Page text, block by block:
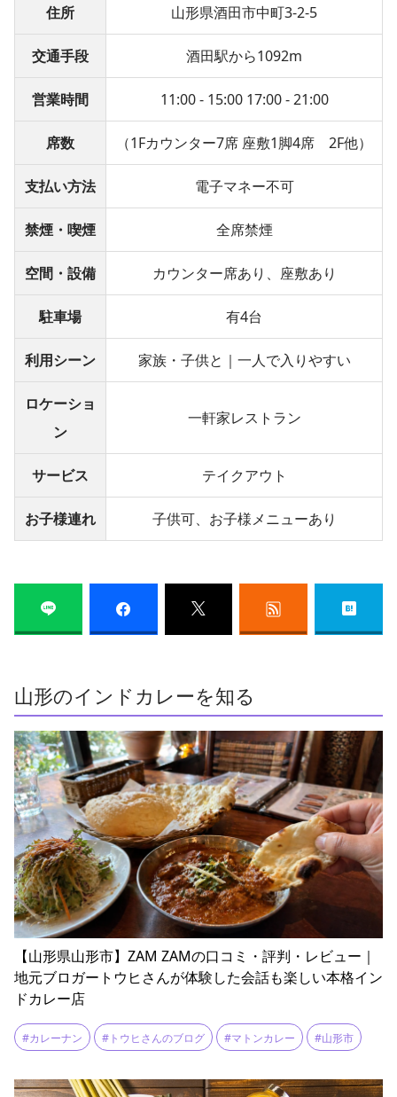
住所 山形県酒田市中町3-2-5
交通手段 酒田駅から1092m
営業時間 11:00 - 15:00 17:00 - 21:00
席数 （1Fカウンター7席 座敷1脚4席 2F他）
支払い方法 電子マネー不可
禁煙・喫煙 全席禁煙
空間・設備 カウンター席あり、座敷あり
駐車場 有4台
利用シーン 家族・子供と｜一人で入りやすい
ロケーショ
ン
一軒家レストラン
サービス テイクアウト
お子様連れ 子供可、お子様メニューあり
山形のインドカレーを知る
【山形県山形市】ZAM ZAMの口コミ・評判・レビュー｜
地元ブロガートウヒさんが体験した会話も楽しい本格イン
ドカレー店
#カレーナン #トウヒさんのブログ #マトンカレー #山形市